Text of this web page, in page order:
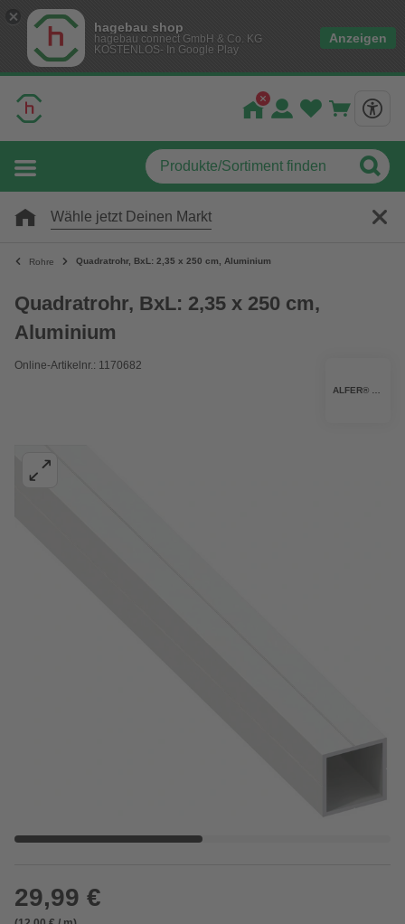
hagebau shop
hagebau connect GmbH & Co. KG
KOSTENLOS- In Google Play
Anzeigen
Wähle jetzt Deinen Markt
Rohre Quadratrohr, BxL: 2,35 x 250 cm, Aluminium
Quadratrohr, BxL: 2,35 x 250 cm,
Aluminium
Online-Artikelnr.: 1170682
29,99 €